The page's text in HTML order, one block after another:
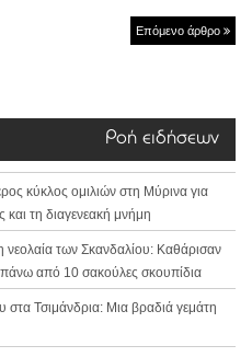
Επόμενο άρθρο
Ροή ειδήσεων
κύκλος ομιλιών στη Μύρινα για
και τη διαγενεακή μνήμη
των Σκανδαλίου: Καθάρισαν
από 10 σακούλες σκουπίδια
στα Τσιμάνδρια: Μια βραδιά γεμάτη